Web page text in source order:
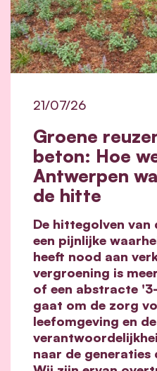
Groene
beton: Hoe
Antwerpen
de hitte
21/07/26
De hittegolven van
een pijnlijke
heeft nood aan
vergroening is
of een abstracte
gaat om de zorg
leefomgeving en de
naar de generaties